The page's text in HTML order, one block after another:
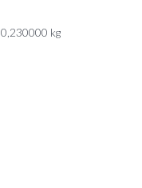
0,230000 kg